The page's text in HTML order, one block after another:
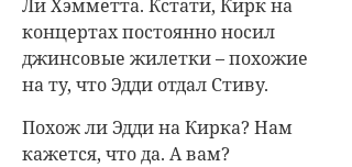
Ли Хэмметта. Кстати, Кирк на
концертах постоянно носил
джинсовые жилетки – похожие
на ту, что Эдди отдал Стиву.
Похож ли Эдди на Кирка? Нам
кажется, что да. А вам?